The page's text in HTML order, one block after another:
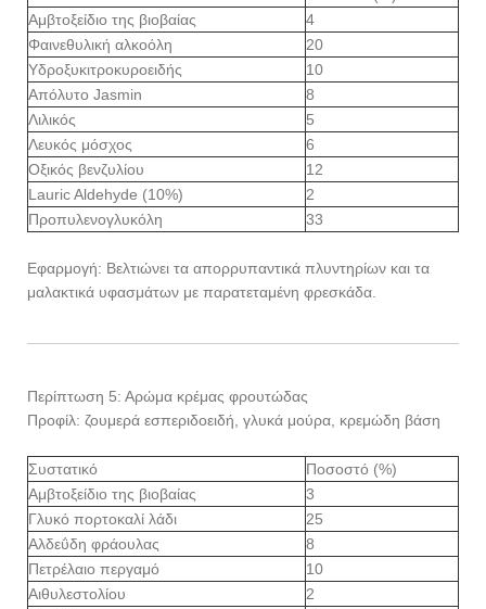
Αμβτοξείδιο της βιοβαίας
4
Φαινεθυλική αλκοόλη
20
Υδροξυκιτροκυροειδής
10
Απόλυτο Jasmin
8
Λιλικός
5
Λευκός μόσχος
6
Οξικός βενζυλίου
12
Lauric Aldehyde (10%)
2
Προπυλενογλυκόλη
33
Εφαρμογή: Βελτιώνει τα απορρυπαντικά πλυντηρίων και τα
μαλακτικά υφασμάτων με παρατεταμένη φρεσκάδα.
Περίπτωση 5: Αρώμα κρέμας φρουτώδας
Προφίλ: ζουμερά εσπεριδοειδή, γλυκά μούρα, κρεμώδη βάση
Συστατικό
Ποσοστό (%)
Αμβτοξείδιο της βιοβαίας
3
Γλυκό πορτοκαλί λάδι
25
Αλδεΰδη φράουλας
8
Πετρέλαιο περγαμό
10
Αιθυλεστολίου
2